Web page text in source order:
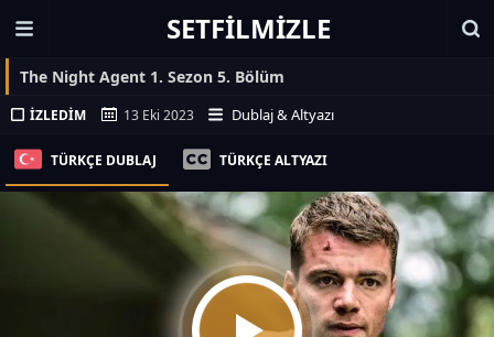
SETFILMIZLE
The Night Agent 1. Sezon 5. Bölüm
İZLEDIM 13 Eki 2023 Dublaj & Altyazı
TÜRKÇE DUBLAJ TÜRKÇE ALTYAZI